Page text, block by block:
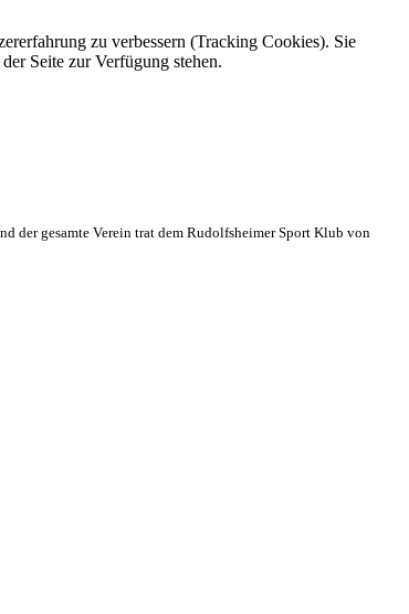
zu verbessern (Tracking Cookies). Sie
Seite zur Verfügung stehen.
der gesamte Verein trat dem Rudolfsheimer Sport Klub von